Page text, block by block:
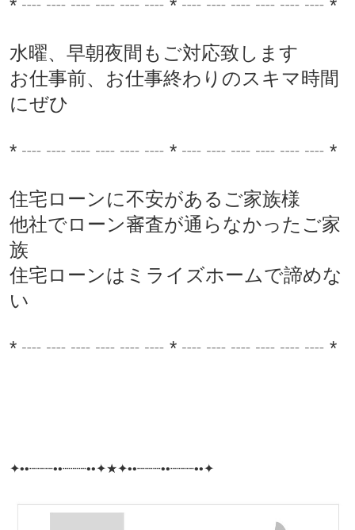
* ┈ ┈ ┈ ┈ ┈ ┈ * ┈ ┈ ┈ ┈ ┈ ┈ *
水曜、早朝夜間もご対応致します
お仕事前、お仕事終わりのスキマ時間
にぜひ
* ┈ ┈ ┈ ┈ ┈ ┈ * ┈ ┈ ┈ ┈ ┈ ┈ *
住宅ローンに不安があるご家族様
他社でローン審査が通らなかったご家
族
住宅ローンはミライズホームで諦めな
い
* ┈ ┈ ┈ ┈ ┈ ┈ * ┈ ┈ ┈ ┈ ┈ ┈ *
✦••┈┈┈••┈┈┈••✦★✦••┈┈┈••┈┈┈••✦